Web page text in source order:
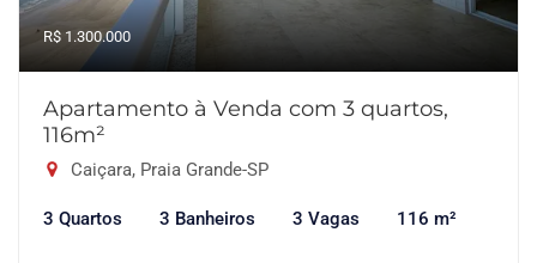
R$ 1.300.000
Apartamento à Venda com 3 quartos,
116m²
Caiçara, Praia Grande-SP
3 Quartos 3 Banheiros 3 Vagas 116 m²